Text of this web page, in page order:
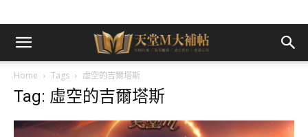
Home Tags 虛空的吉爾塔斯
Tag: 虛空的吉爾塔斯